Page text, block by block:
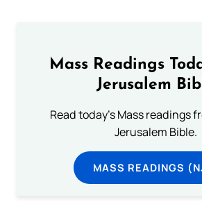
Mass Readings
Jerusalem
Read today's Mass readings
Jerusalem Bible.
MASS READINGS